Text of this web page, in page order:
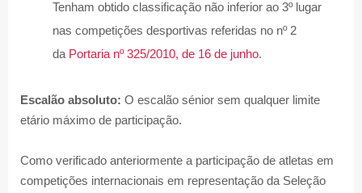
Tenham obtido classificação não inferior ao 3º lugar
nas competições desportivas referidas no nº 2
da Portaria nº 325/2010, de 16 de junho.
Escalão absoluto: O escalão sénior sem qualquer limite
etário máximo de participação.
Como verificado anteriormente a participação de atletas em
competições internacionais em representação da Seleção